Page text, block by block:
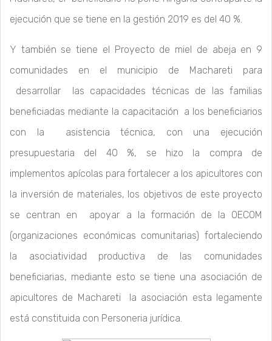
ejecución que se tiene en la gestión 2019 es del 40 %.
Y también se tiene el Proyecto de miel de abeja en 9
comunidades en el municipio de Machareti para
desarrollar las capacidades técnicas de las familias
beneficiadas mediante la capacitación a los beneficiarios
con la asistencia técnica, con una ejecución
presupuestaria del 40 %, se hizo la compra de
implementos apícolas para fortalecer a los apicultores con
la inversión de materiales, los objetivos de este proyecto
se centran en apoyar a la formación de la OECOM
(organizaciones económicas comunitarias) fortaleciendo
la asociatividad productiva de las comunidades
beneficiarias, mediante esto se tiene una asociación de
apicultores de Machareti la asociación esta legamente
está constituida con Personeria jurídica.